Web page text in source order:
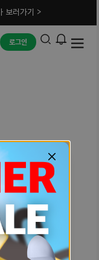
보러가기 >
로그인
니다.